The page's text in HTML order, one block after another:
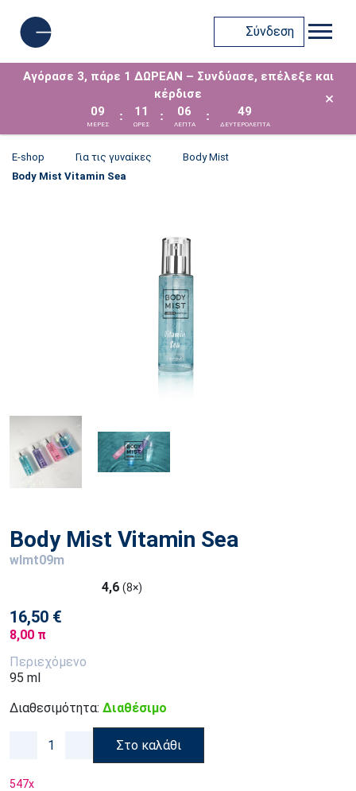
Σύνδεση
Αγόρασε 3, πάρε 1 ΔΩΡΕΑΝ – Συνδύασε, επέλεξε και
κέρδισε
09
ΜΈΡΕΣ
: 11
ΩΡΕΣ
: 06
ΛΕΠΤΑ
: 49
ΔΕΥΤΕΡΟΛΕΠΤΑ
×
E-shop Για τις γυναίκες
Body Mist
Body Mist Vitamin Sea
Body Mist Vitamin Sea
wlmt09m
4,6 (8×)
16,50 €
8,00 π
Περιεχόμενο
95 ml
Διαθεσιμότητα: Διαθέσιμο
Στο καλάθι
547x